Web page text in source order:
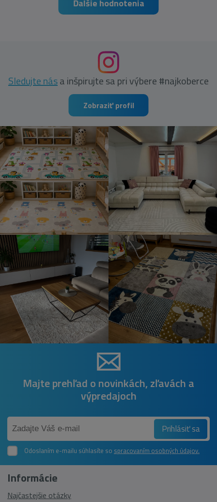
Ďalšie hodnotenia
Sledujte nása inšpirujte sa pri výbere #najkoberce
Zobraziť profil
Majte prehľad o novinkách, zľavách a
výpredajoch
Prihlásiť sa
Odoslaním e-mailu súhlasíte so spracovaním osobných údajov.
Informácie
Najčastejšie otázky